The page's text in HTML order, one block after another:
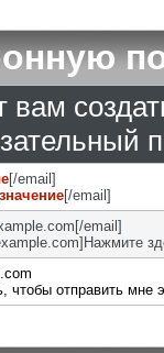
вам
[/email]
значение[/email]
email]
чтобы отправить мне